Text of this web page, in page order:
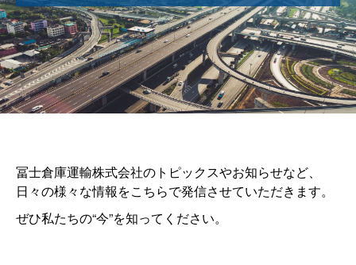
冨士倉庫運輸株式会社のトピックスやお知らせなど、
日々の様々な情報をこちらで発信させていただきます。
ぜひ私たちの“今”を知ってください。